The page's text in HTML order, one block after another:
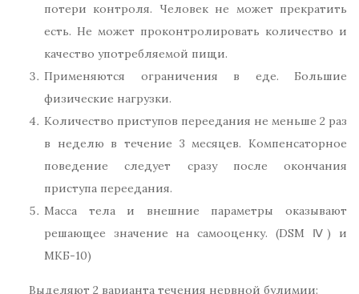
потери контроля. Человек не может прекратить
есть. Не может проконтролировать количество и
качество употребляемой пищи.
Применяются ограничения в еде. Большие
физические нагрузки.
Количество приступов переедания не меньше 2 раз
в неделю в течение 3 месяцев. Компенсаторное
поведение следует сразу после окончания
приступа переедания.
Масса тела и внешние параметры оказывают
решающее значение на самооценку. (DSM Ⅳ) и
МКБ-10)
Выделяют 2 варианта течения нервной булимии: